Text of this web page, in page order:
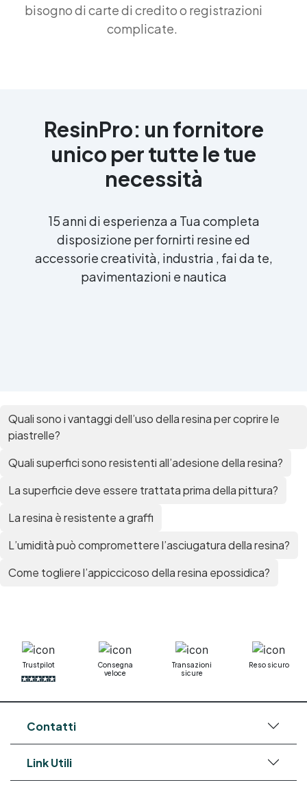
bisogno di carte di credito o registrazioni
complicate.
ResinPro: un fornitore
unico per tutte le tue
necessità
15 anni di esperienza a Tua completa
disposizione per fornirti resine ed
accessorie creatività, industria , fai da te,
pavimentazioni e nautica
Quali sono i vantaggi dell’uso della resina per coprire le
piastrelle?
Quali superfici sono resistenti all’adesione della resina?
La superficie deve essere trattata prima della pittura?
La resina è resistente a graffi
L’umidità può compromettere l’asciugatura della resina?
Come togliere l’appiccicoso della resina epossidica?
Trustpilot
Consegna
veloce
Transazioni
sicure
Reso sicuro
Contatti
Link Utili